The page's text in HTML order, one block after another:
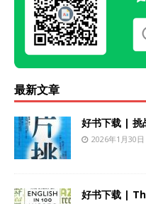
最新文章
好书下载 | 挑
2026年1月30日
好书下载 |